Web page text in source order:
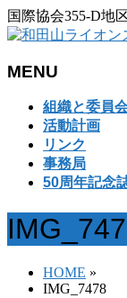
国際協会355-D
MENU
ば
す
組織と委員
活動計画
リンク
事務局
50周年記念
HOME »
IMG_7478